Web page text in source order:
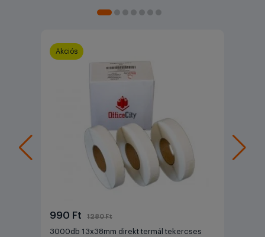
Akciós
990 Ft 1280 Ft
3000db 13x38mm direkt termál tekercses